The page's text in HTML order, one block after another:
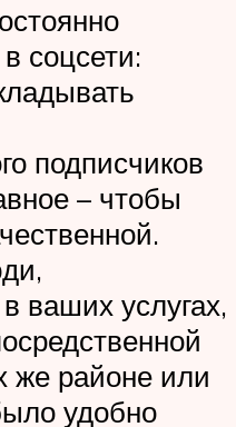
соцсети:
подписчиков
– чтобы
ваших услугах,
же районе или
удобно